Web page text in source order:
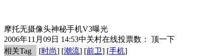
摩托无摄像头神秘手机V3曝光
2006年11月09日 14:53中关村在线投票数：
顶一下
相关Tag
[时尚] [潮流] [前卫] [手机]